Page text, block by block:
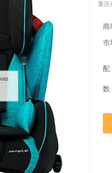
重庆
商
市
配
数